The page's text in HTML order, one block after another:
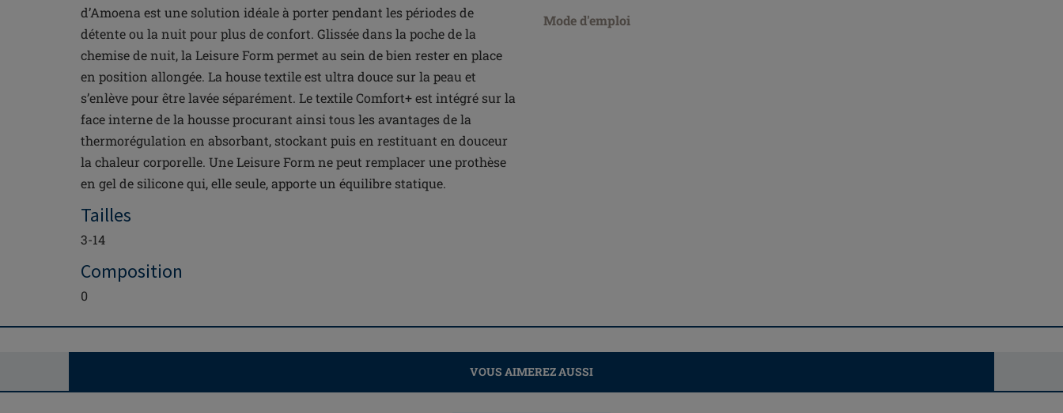
d’Amoena est une solution idéale à porter pendant les périodes de
détente ou la nuit pour plus de confort. Glissée dans la poche de la
chemise de nuit, la Leisure Form permet au sein de bien rester en place
en position allongée. La house textile est ultra douce sur la peau et
s’enlève pour être lavée séparément. Le textile Comfort+ est intégré sur la
face interne de la housse procurant ainsi tous les avantages de la
thermorégulation en absorbant, stockant puis en restituant en douceur
la chaleur corporelle. Une Leisure Form ne peut remplacer une prothèse
en gel de silicone qui, elle seule, apporte un équilibre statique.
Tailles
3-14
Composition
0
Mode d'emploi
VOUS AIMEREZ AUSSI